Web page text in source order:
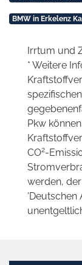
BMW in Erkelenz
Irrtum und
* Weitere
Pkw
CO2-
werden,
'Deutschen